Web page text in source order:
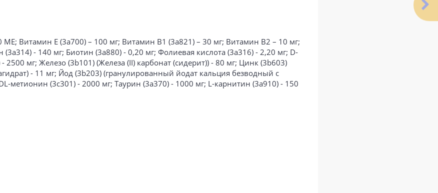
Витамин Е (3а700) – 100 мг; Витамин B1 (3a821) – 30 мг; Витамин B2 – 10 мг;
- 140 мг; Биотин (3a880) - 0,20 мг; Фолиевая кислота (3a316) - 2,20 мг; D-
мг; Железо (3b101) (Железа (II) карбонат (сидерит)) - 80 мг; Цинк (3b603)
- 11 мг; Йод (3b203) (гранулированный йодат кальция безводный с
метионин (3c301) - 2000 мг; Таурин (3a370) - 1000 мг; L-карнитин (3a910) - 150